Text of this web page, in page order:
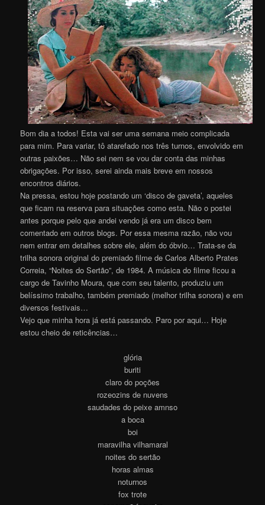
Bom dia a todos! Esta vai ser uma semana meio complicada
para mim. Para variar, tô atarefado nos três turnos, envolvido em
outras paixões… Não sei nem se vou dar conta das minhas
obrigações. Por isso, serei ainda mais breve em nossos
encontros diários.
Na pressa, estou hoje postando um ‘disco de gaveta’, aqueles
que ficam na reserva para situações como esta. Não o postei
antes porque pelo que andei vendo já era um disco bem
comentado em outros blogs. Por essa mesma razão, não vou
nem entrar em detalhes sobre ele, além do óbvio… Trata-se da
trilha sonora original do premiado filme de Carlos Alberto Prates
Correia, “Noites do Sertão”, de 1984. A música do filme ficou a
cargo de Tavinho Moura, que com seu talento, produziu um
belíssimo trabalho, também premiado (melhor trilha sonora) e em
diversos festivais…
Vejo que minha hora já está passando. Paro por aqui… Hoje
estou cheio de reticências…
glória
buriti
claro do poções
rozeozins de nuvens
saudades do peixe amnso
a boca
boi
maravilha vilhamaral
noites do sertão
horas almas
noturnos
fox trote